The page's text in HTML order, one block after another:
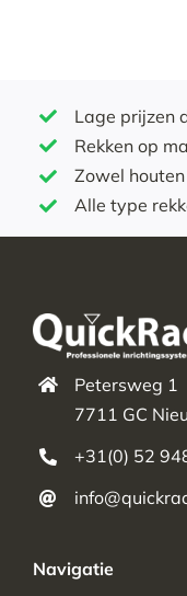
Lage prijzen
Rekken op
Zowel
Alle type
Petersweg 1
7711 GC
+31(0) 52
Navigatie